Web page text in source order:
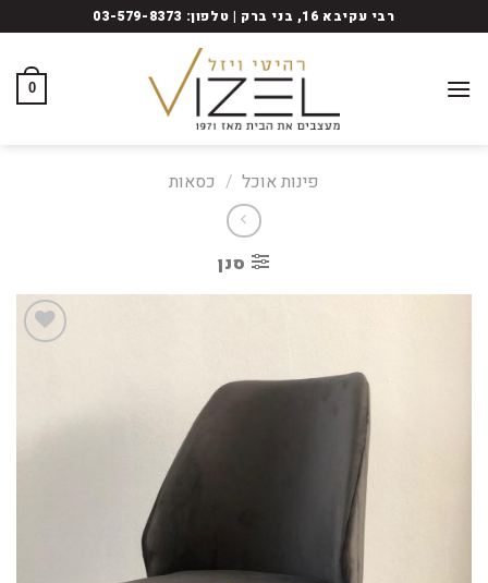
to
רבי עקיבא 16, בני ברק | טלפון: 03-579-8373
0
פינות אוכל / כסאות
סנן